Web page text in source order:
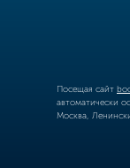
Посещая сайт
автоматически
Москва,